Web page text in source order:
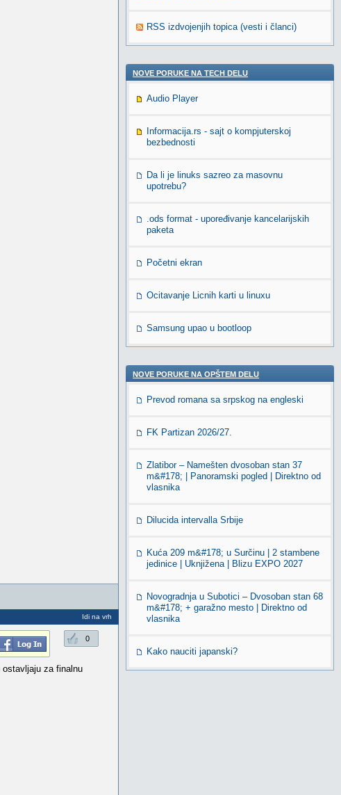
Idi na vrh
0
za finalnu
RSS izdvojenjih topica (vesti i članci)
NOVE PORUKE NA TECH DELU
Audio Player
Informacija.rs - sajt o kompjuterskoj
bezbednosti
Da li je linuks sazreo za masovnu
upotrebu?
.ods format - upoređivanje kancelarijskih
paketa
Početni ekran
Ocitavanje Licnih karti u linuxu
Samsung upao u bootloop
NOVE PORUKE NA OPŠTEM DELU
Prevod romana sa srpskog na engleski
FK Partizan 2026/27.
Zlatibor – Namešten dvosoban stan 37
m&#178; | Panoramski pogled | Direktno od
vlasnika
Dilucida intervalla Srbije
Kuća 209 m&#178; u Surčinu | 2 stambene
jedinice | Uknjižena | Blizu EXPO 2027
Novogradnja u Subotici – Dvosoban stan 68
m&#178; + garažno mesto | Direktno od
vlasnika
Kako nauciti japanski?